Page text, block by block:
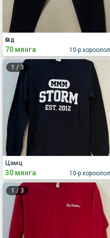
10-р хороолол
Өмд
70 мянга
1 / 3
10-р хороолол
Цамц
30 мянга
1 / 3